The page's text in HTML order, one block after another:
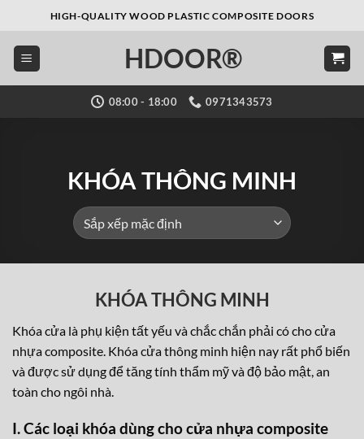
nội
dung
HIGH-QUALITY WOOD PLASTIC COMPOSITE DOORS
HDOOR®
08:00 - 18:00 0971343573
KHÓA THÔNG MINH
KHÓA THÔNG MINH
Khóa cửa là phụ kiện tất yếu và chắc chắn phải có cho cửa
nhựa composite. Khóa cửa thông minh hiện nay rất phổ biến
và được sử dụng để tăng tính thẩm mỹ và độ bảo mật, an
toàn cho ngôi nhà.
I. Các loại khóa dùng cho cửa nhựa composite